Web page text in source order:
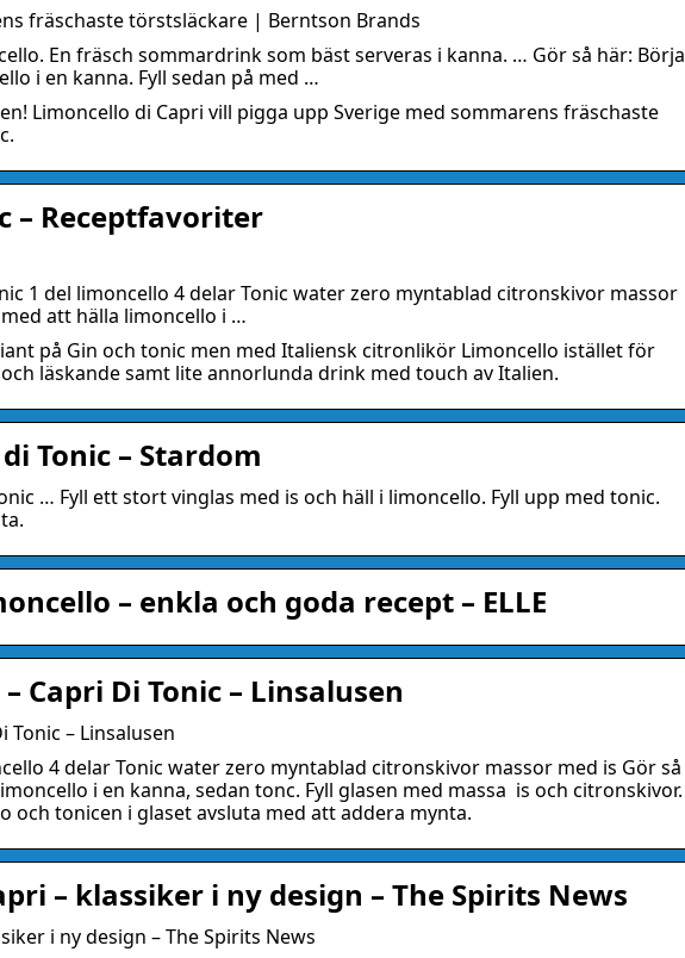
fräschaste törstsläckare | Berntson Brands
En fräsch sommardrink som bäst serveras i kanna. … Gör så här: Börja
i en kanna. Fyll sedan på med …
Limoncello di Capri vill pigga upp Sverige med sommarens fräschaste
– Receptfavoriter
1 del limoncello 4 delar Tonic water zero myntablad citronskivor massor
att hälla limoncello i …
på Gin och tonic men med Italiensk citronlikör Limoncello istället för
läskande samt lite annorlunda drink med touch av Italien.
Tonic – Stardom
… Fyll ett stort vinglas med is och häll i limoncello. Fyll upp med tonic.
– enkla och goda recept – ELLE
Capri Di Tonic – Linsalusen
Tonic – Linsalusen
4 delar Tonic water zero myntablad citronskivor massor med is Gör så
i en kanna, sedan tonc. Fyll glasen med massa is och citronskivor.
och tonicen i glaset avsluta med att addera mynta.
– klassiker i ny design – The Spirits News
i ny design – The Spirits News